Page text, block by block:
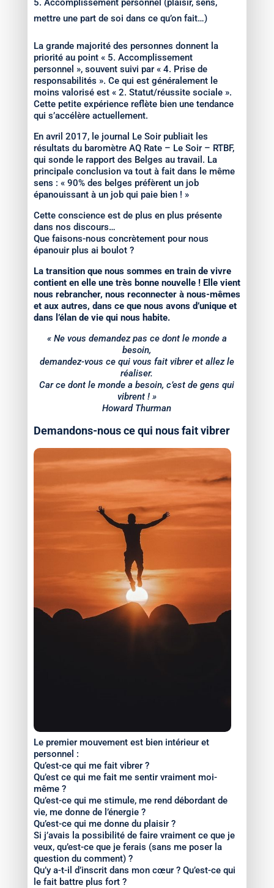
Accomplissement personnel (plaisir, sens,
mettre une part de soi dans ce qu’on fait…)
La grande majorité des personnes donnent la
priorité au point « 5. Accomplissement
personnel », souvent suivi par « 4. Prise de
responsabilités ». Ce qui est généralement le
moins valorisé est « 2. Statut/réussite sociale ».
Cette petite expérience reflète bien une tendance
qui s’accélère actuellement.
En avril 2017, le journal Le Soir publiait les
résultats du baromètre AQ Rate – Le Soir – RTBF,
qui sonde le rapport des Belges au travail. La
principale conclusion va tout à fait dans le même
sens : « 90% des belges préfèrent un job
épanouissant à un job qui paie bien ! »
Cette conscience est de plus en plus présente
dans nos discours…
Que faisons-nous concrètement pour nous
épanouir plus ai boulot ?
La transition que nous sommes en train de vivre
contient en elle une très bonne nouvelle ! Elle vient
nous rebrancher, nous reconnecter à nous-mêmes
et aux autres, dans ce que nous avons d’unique et
dans l’élan de vie qui nous habite.
« Ne vous demandez pas ce dont le monde a
besoin,
demandez-vous ce qui vous fait vibrer et allez le
réaliser.
Car ce dont le monde a besoin, c’est de gens qui
vibrent ! »
Howard Thurman
Demandons-nous ce qui nous fait vibrer
Le premier mouvement est bien intérieur et
personnel :
Qu’est-ce qui me fait vibrer ?
Qu’est ce qui me fait me sentir vraiment moi-
même ?
Qu’est-ce qui me stimule, me rend débordant de
vie, me donne de l’énergie ?
Qu’est-ce qui me donne du plaisir ?
Si j’avais la possibilité de faire vraiment ce que je
veux, qu’est-ce que je ferais (sans me poser la
question du comment) ?
Qu’y a-t-il d’inscrit dans mon cœur ? Qu’est-ce qui
le fait battre plus fort ?